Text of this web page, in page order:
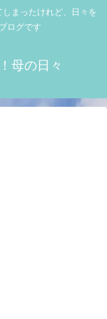
まったけれど、日々を
ログです
母の日々